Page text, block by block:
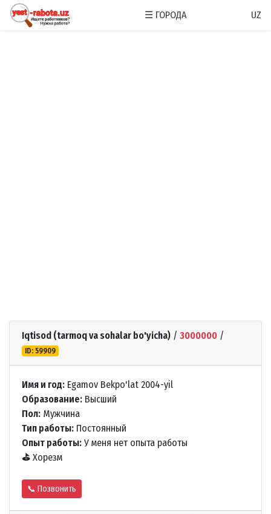
☰ ГОРОДА UZ
Iqtisod (tarmoq va sohalar bo'yicha) / 3000000 /
ID: 59909
Имя и год: Egamov Bekpo'lat 2004-yil
Образование: Высший
Пол: Мужчина
Тип работы: Постоянный
Опыт работы: У меня нет опыта работы
⛳ Хорезм
📞 Позвонить